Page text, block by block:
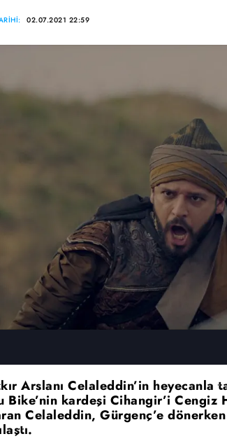
02.07.2021 22:59
Arslanı Celaleddin’in
Bike’nin kardeşi Cihangir’i Cengiz
Celaleddin, Gürgenç’e